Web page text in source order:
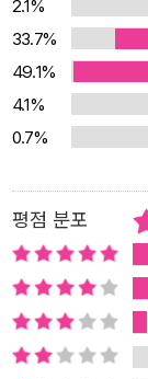
춤법의 중요성을 깨닫게 될 거예요.
켜야 하나요?” ‘
아무리 글을 잘 써
은 평가를 받을 수
에 맞게 적는 것은
혀 문제가 되지 않
볼 수 있듯이 잘못
각보다 많습니다.
적인 수단 중 하나
면 그 글을 이해하
는 바를 정확하게
2.1%
33.7%
49.1%
4.1%
0.7%
평점 분포